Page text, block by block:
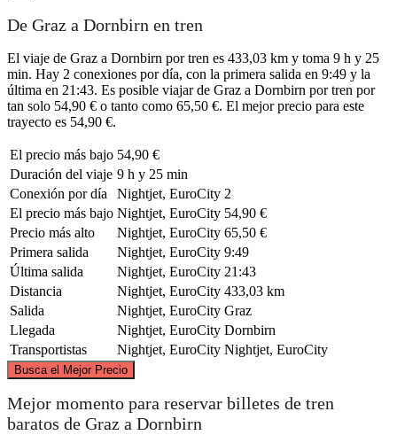
De Graz a Dornbirn en tren
El viaje de Graz a Dornbirn por tren es 433,03 km y toma 9 h y 25
min. Hay 2 conexiones por día, con la primera salida en 9:49 y la
última en 21:43. Es posible viajar de Graz a Dornbirn por tren por
tan solo 54,90 € o tanto como 65,50 €. El mejor precio para este
trayecto es 54,90 €.
El precio más bajo 54,90 €
Duración del viaje 9 h y 25 min
Conexión por día
Nightjet, EuroCity 2
El precio más bajo Nightjet, EuroCity 54,90 €
Precio más alto
Nightjet, EuroCity 65,50 €
Primera salida
Nightjet, EuroCity 9:49
Última salida
Nightjet, EuroCity 21:43
Distancia
Nightjet, EuroCity 433,03 km
Salida
Nightjet, EuroCity Graz
Llegada
Nightjet, EuroCity Dornbirn
Transportistas
Nightjet, EuroCity Nightjet, EuroCity
Busca el Mejor Precio
©CARTO, ©OpenStreetMapcontributors
Mejor momento para reservar billetes de tren
baratos de Graz a Dornbirn